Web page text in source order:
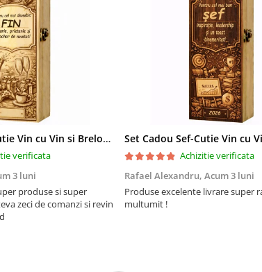
Set Cadou Fin-Cutie Vin cu Vin si Breloc Personalizate
verificata
3 luni
produse si super
zeci de comanzi si revin
Achizitie verificata
Rafael Alexandru, Acum 3 luni
Produse excelente livrare super
multumit !